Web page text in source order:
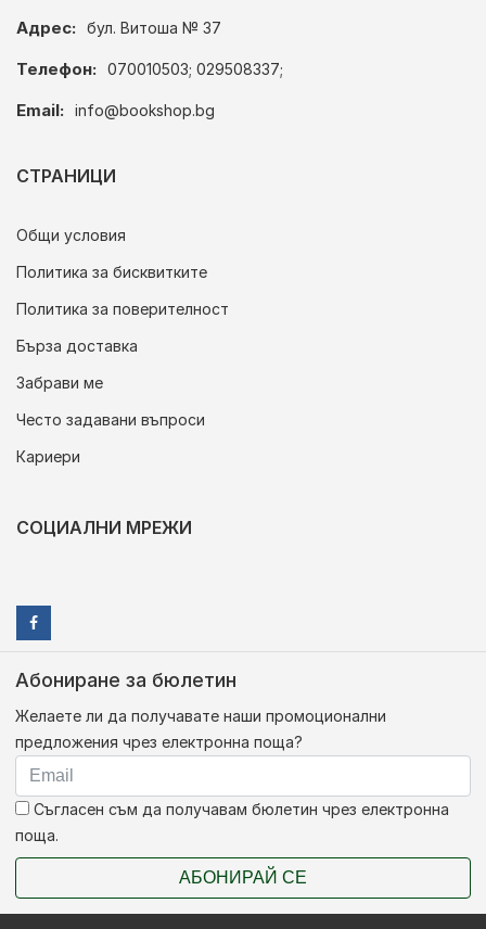
Адрес: бул. Витоша № 37
Телефон: 070010503; 029508337;
Email: info@bookshop.bg
СТРАНИЦИ
Общи условия
Политика за бисквитките
Политика за поверителност
Бърза доставка
Забрави ме
Често задавани въпроси
Кариери
СОЦИАЛНИ МРЕЖИ
Абониране за бюлетин
Желаете ли да получавате наши промоционални
предложения чрез електронна поща?
Съгласен съм да получавам бюлетин чрез електронна
поща.
АБОНИРАЙ СЕ